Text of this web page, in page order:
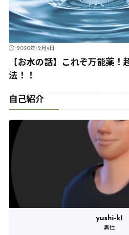
2020年12月9日
【お水の話】これぞ万能薬！
法！！
自己紹介
yushi-k1
男性